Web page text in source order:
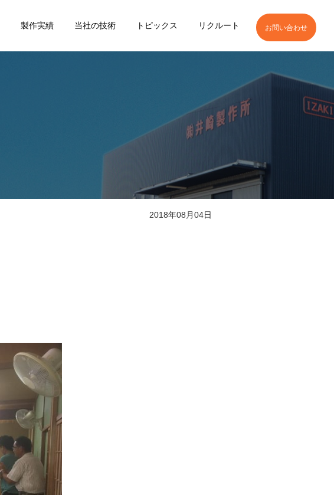
製作実績 当社の技術 トピックス リクルート お問い合わせ
2018年08月04日